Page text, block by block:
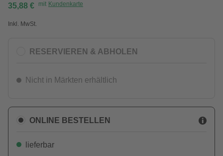
35,88 € mit Kundenkarte
Inkl. MwSt.
RESERVIEREN & ABHOLEN
Nicht in Märkten erhältlich
ONLINE BESTELLEN
lieferbar